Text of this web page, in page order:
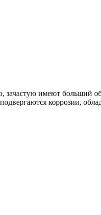
имеют больший
коррозии,